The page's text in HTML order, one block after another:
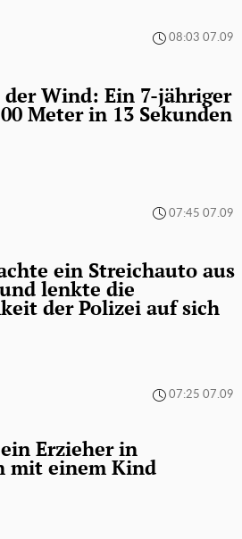
08:03 07.09
der Wind: Ein 7-jähriger
Meter in 13 Sekunden
07:45 07.09
ein Streichauto aus
lenkte die
der Polizei auf sich
07:25 07.09
Erzieher in
mit einem Kind